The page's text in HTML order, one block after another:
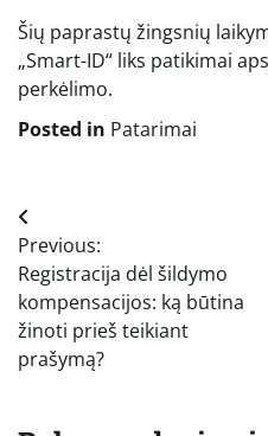
Šių paprastų žingsnių
„Smart-ID“ liks patikimai
perkėlimo.
Posted in Patarimai
Navigacija
tarp
įrašų
Previous:
Registracija dėl šildymo
kompensacijos: ką būtina
žinoti prieš teikiant
prašymą?